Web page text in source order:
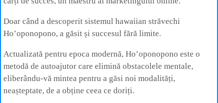
Doar când a descoperit sistemul hawaiian străvechi
Ho’oponopono, a găsit și succesul fără limite.
Actualizată pentru epoca modernă, Ho’oponopono este o
metodă de autoajutor care elimină obstacolele mentale,
eliberându-vă mintea pentru a găsi noi modalități,
neașteptate, de a obține ceea ce doriți.